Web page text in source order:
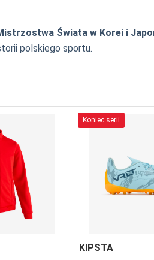
Świata w Korei i
polskiego sportu.
Koniec serii
KIPSTA